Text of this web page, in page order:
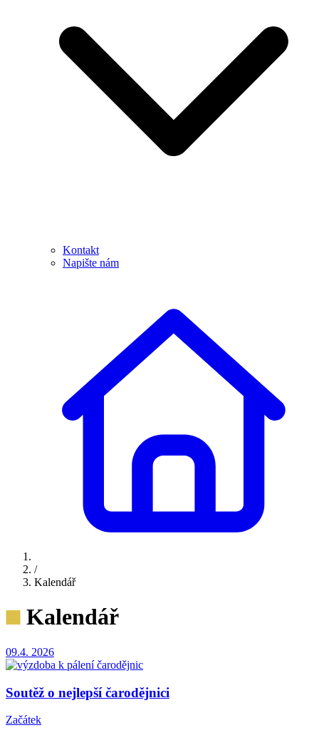
Kontakt
Napište nám
/
Kalendář
Kalendář
09.4. 2026
Soutěž o nejlepší čarodějnici
Začátek